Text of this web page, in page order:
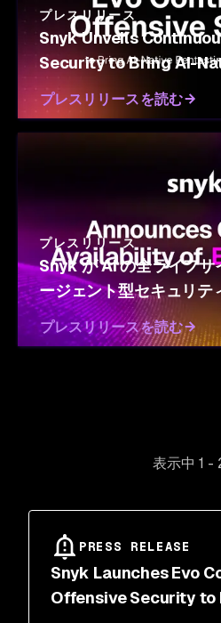
プレスリリース
Snyk Unveils
Security to Bring AI-
the Enterprise
プレスリリースを読む
プレスリリース
Snyk が AI の全ライフサ
ージェント型セキュリテ
リリース、Evo AI-SPM
プレスリリースを読む
表示中 1 -
PRESS RELEASE
Snyk Launches Evo
Offensive Security